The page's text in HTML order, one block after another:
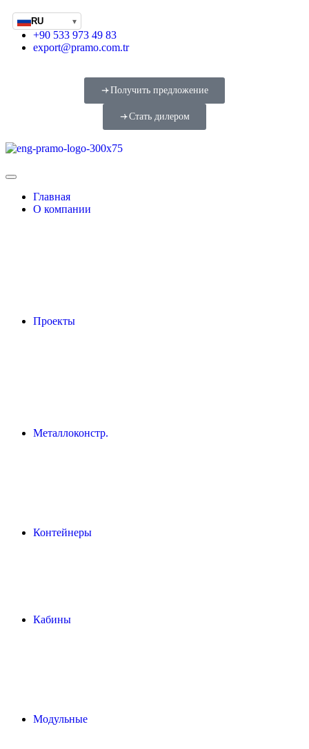
+90 533 973 49 83
export@pramo.com.tr
Получить предложение
Стать дилером
RU ▾
Главная
О компании
Проекты
Металлоконстр.
Контейнеры
Кабины
Модульные